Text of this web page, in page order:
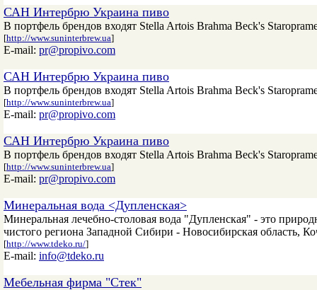
САН Интербрю Украина пиво
В портфель брендов входят Stella Artois Brahma Beck's
[http://www.suninterbrew.ua]
E-mail: pr@propivo.com
САН Интербрю Украина пиво
В портфель брендов входят Stella Artois Brahma Beck's
[http://www.suninterbrew.ua]
E-mail: pr@propivo.com
САН Интербрю Украина пиво
В портфель брендов входят Stella Artois Brahma Beck's
[http://www.suninterbrew.ua]
E-mail: pr@propivo.com
Минеральная вода <Дупленская>
Минеральная лечебно-столовая вода "Дупленская" - это
чистого региона Западной Сибири - Новосибирская область,
[http://www.tdeko.ru/]
E-mail: info@tdeko.ru
Мебельная фирма "Стек"